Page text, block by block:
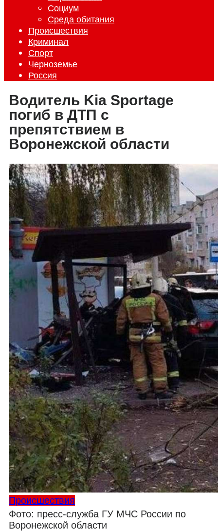
Социум
Среда обитания
Происшествия
Криминал
Спорт
Черноземье
Россия
Водитель Kia Sportage
погиб в ДТП с
препятствием в
Воронежской области
Происшествия
Фото: пресс-служба ГУ МЧС России по
Воронежской области